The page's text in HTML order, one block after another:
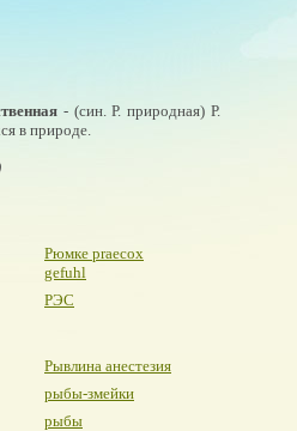
- (син. Р. природная) Р.
в природе.
Рюмке praecox
gefuhl
РЭС
Рывлина анестезия
рыбы-змейки
рыбы